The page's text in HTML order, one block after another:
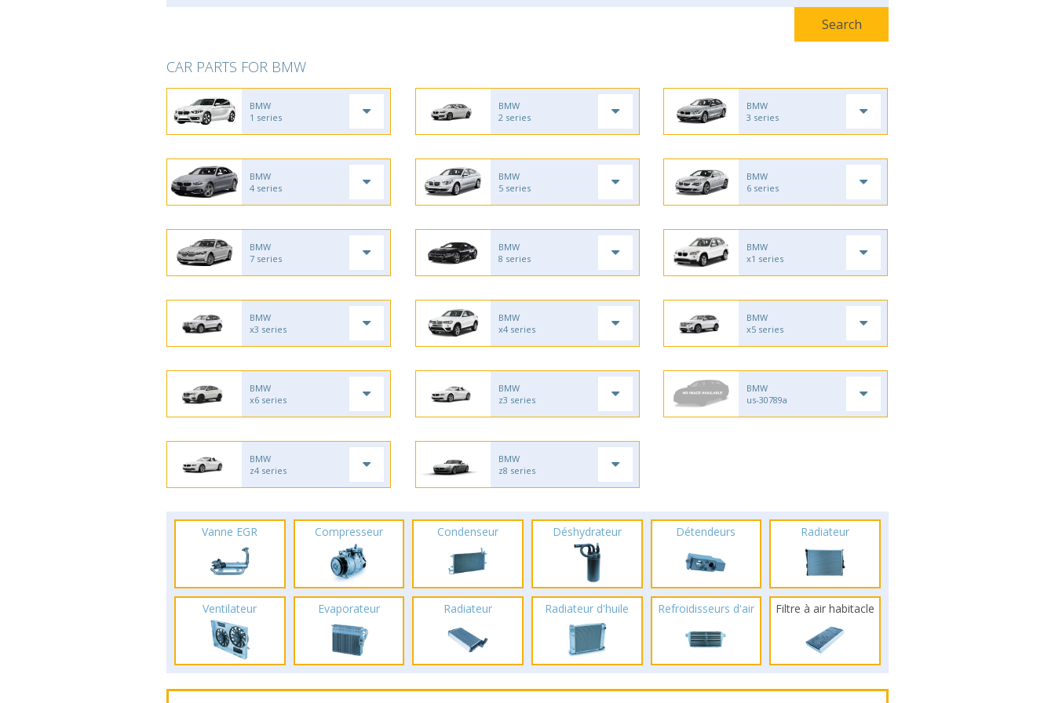
CAR PARTS FOR BMW
BMW
1 series
BMW
2 series
BMW
3 series
BMW
4 series
BMW
5 series
BMW
6 series
BMW
7 series
BMW
8 series
BMW
x1 series
BMW
x3 series
BMW
x4 series
BMW
x5 series
BMW
x6 series
BMW
z3 series
BMW
us-30789a
BMW
z4 series
BMW
z8 series
Vanne EGR Compresseur Condenseur Déshydrateur Détendeurs Radiateur
Ventilateur Evaporateur Radiateur Radiateur d'huile Refroidisseurs d'air Filtre à air habitacle